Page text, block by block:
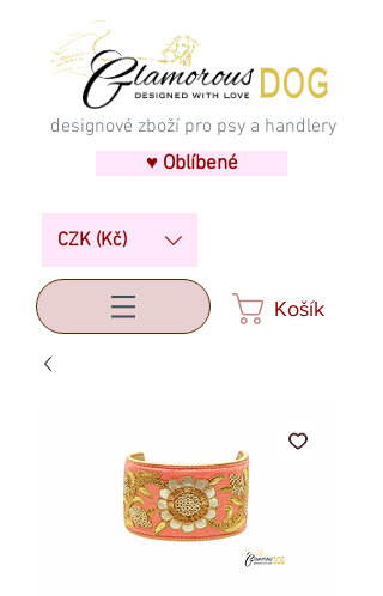
designové zboží pro psy a handlery
♥ Oblíbené
CZK (Kč)
Košík